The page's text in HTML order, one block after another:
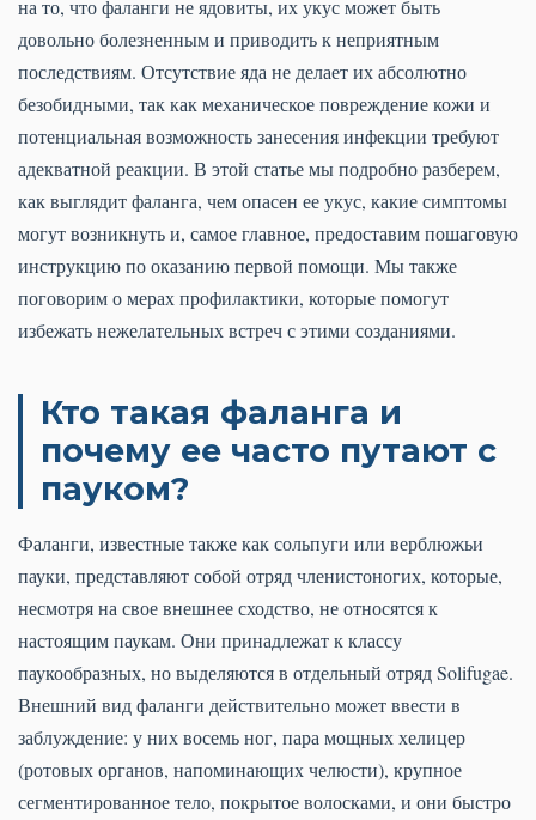
на то, что фаланги не ядовиты, их укус может быть
довольно болезненным и приводить к неприятным
последствиям. Отсутствие яда не делает их абсолютно
безобидными, так как механическое повреждение кожи и
потенциальная возможность занесения инфекции требуют
адекватной реакции. В этой статье мы подробно разберем,
как выглядит фаланга, чем опасен ее укус, какие симптомы
могут возникнуть и, самое главное, предоставим пошаговую
инструкцию по оказанию первой помощи. Мы также
поговорим о мерах профилактики, которые помогут
избежать нежелательных встреч с этими созданиями.
Кто такая фаланга и
почему ее часто путают с
пауком?
Фаланги, известные также как сольпуги или верблюжьи
пауки, представляют собой отряд членистоногих, которые,
несмотря на свое внешнее сходство, не относятся к
настоящим паукам. Они принадлежат к классу
паукообразных, но выделяются в отдельный отряд Solifugae.
Внешний вид фаланги действительно может ввести в
заблуждение: у них восемь ног, пара мощных хелицер
(ротовых органов, напоминающих челюсти), крупное
сегментированное тело, покрытое волосками, и они быстро